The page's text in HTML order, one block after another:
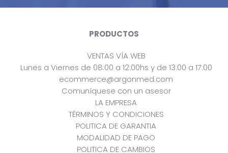
PRODUCTOS
VENTAS VÍA WEB
Lunes a Viernes de 08:00 a 12:00hs y de 13:00 a 17:00
ecommerce@argonmed.com
Comuníquese con un asesor
LA EMPRESA
TÉRMINOS Y CONDICIONES
POLITICA DE GARANTIA
MODALIDAD DE PAGO
POLITICA DE CAMBIOS